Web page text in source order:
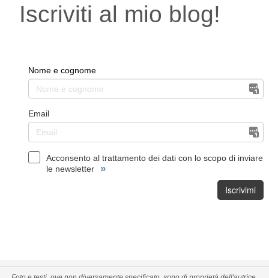
Iscriviti al mio blog!
Nome e cognome
Email
Acconsento al trattamento dei dati con lo scopo di inviare
le newsletter
»
Iscrivimi